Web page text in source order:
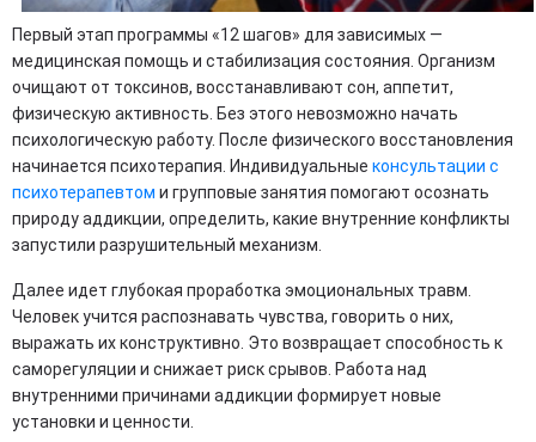
Первый этап программы «12 шагов» для зависимых —
медицинская помощь и стабилизация состояния. Организм
очищают от токсинов, восстанавливают сон, аппетит,
физическую активность. Без этого невозможно начать
психологическую работу. После физического восстановления
начинается психотерапия. Индивидуальные консультации с
психотерапевтом и групповые занятия помогают осознать
природу аддикции, определить, какие внутренние конфликты
запустили разрушительный механизм.
Далее идет глубокая проработка эмоциональных травм.
Человек учится распознавать чувства, говорить о них,
выражать их конструктивно. Это возвращает способность к
саморегуляции и снижает риск срывов. Работа над
внутренними причинами аддикции формирует новые
установки и ценности.